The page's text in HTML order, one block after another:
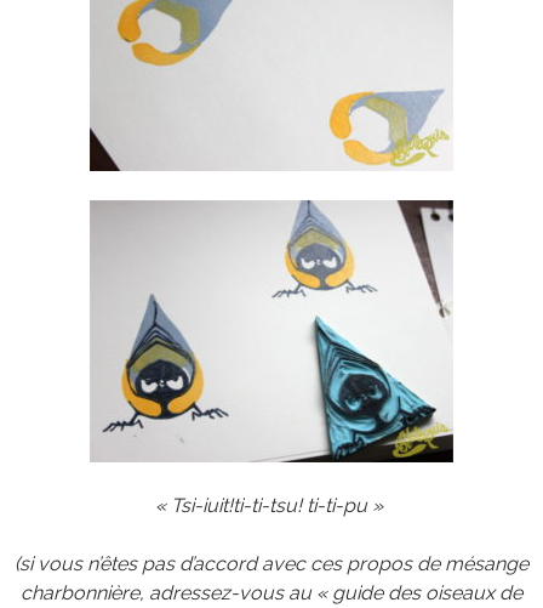
« Tsi-iuit!ti-ti-tsu! ti-ti-pu »
(si vous n’êtes pas d’accord avec ces propos de mésange
charbonnière, adressez-vous au « guide des oiseaux de